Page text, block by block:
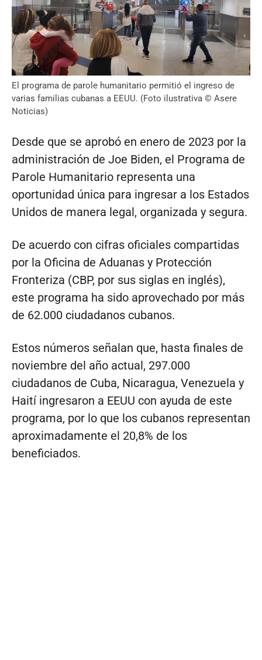
El programa de parole humanitario permitió el ingreso de
varias familias cubanas a EEUU. (Foto ilustrativa © Asere
Noticias)
Desde que se aprobó en enero de 2023 por la
administración de Joe Biden, el Programa de
Parole Humanitario representa una
oportunidad única para ingresar a los Estados
Unidos de manera legal, organizada y segura.
De acuerdo con cifras oficiales compartidas
por la Oficina de Aduanas y Protección
Fronteriza (CBP, por sus siglas en inglés),
este programa ha sido aprovechado por más
de 62.000 ciudadanos cubanos.
Estos números señalan que, hasta finales de
noviembre del año actual, 297.000
ciudadanos de Cuba, Nicaragua, Venezuela y
Haití ingresaron a EEUU con ayuda de este
programa, por lo que los cubanos representan
aproximadamente el 20,8% de los
beneficiados.